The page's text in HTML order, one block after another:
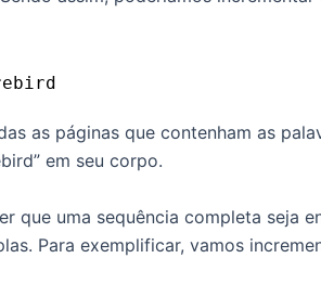
as páginas que contenham as
em seu corpo.
que uma sequência completa seja
Para exemplificar, vamos